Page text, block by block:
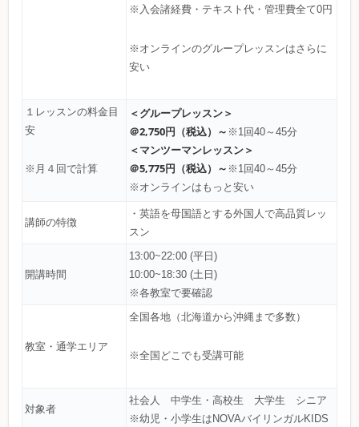
※入会諸経費・テキスト代・管理費全て0円
※オンラインのグループレッスンはさらに
安い
１レッスンの料金目
安
※月４回で計算
＜グループレッスン＞
＠2,750円（税込）～ ※1回40～45分
＜マンツーマンレッスン＞
＠5,775円（税込）～ ※1回40～45分
※オンラインはもっと安い
講師の特徴
・英語を母国語とする外国人で高品質レッ
スン
開講時間
13:00~22:00 (平日)
10:00~18:30 (土日)
※各教室で要確認
教室・通学エリア
全国各地（北海道から沖縄まで多数）
※全国どこでも受講可能
対象者
社会人 中学生・高校生 大学生 シニア
※幼児・小学生はNOVAバイリンガルKIDS